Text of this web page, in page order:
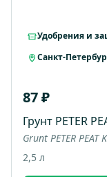
Удобрения и
Санкт-
87 ₽
Грунт PETER
Grunt PETER
2,5 л